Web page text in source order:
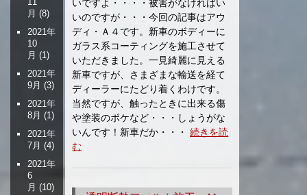
いですよ・・・・被害がなければい
いのですが・・・今回の記事はアウ
ディ・Ａ４です。新車のボディーに
ガラス系コーティングを施工させて
いただきました。一見綺麗に見える
新車ですが、さまざまな輸送を経て
ディーラーにたどり着くわけです。
当然ですが、触ったときに出来る傷
や塗装のボケなど・・・しょうがな
いんです！新車だか・・・続きを読
む
月 (8)
2021年
10
月 (1)
2021年
9月 (3)
2021年
8月 (1)
2021年
7月 (4)
2021年
6
月 (10)